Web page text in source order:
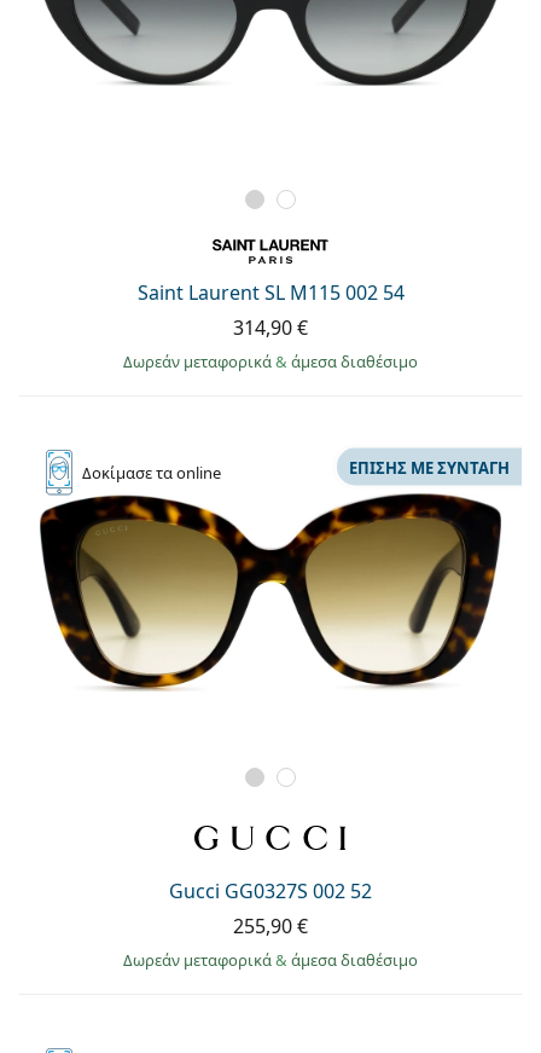
Saint Laurent SL M115 002 54
314,90 €
Δωρεάν μεταφορικά& άμεσα διαθέσιμο
Δοκίμασετα online
Gucci GG0327S 002 52
ΕΠΊΣΗΣ ΜΕ ΣΥΝΤΑΓΉ
255,90 €
Δωρεάν μεταφορικά& άμεσα διαθέσιμο